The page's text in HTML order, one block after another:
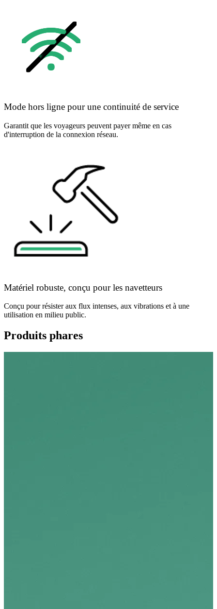
Mode hors ligne pour une continuité de service
Garantit que les voyageurs peuvent payer même en cas
d'interruption de la connexion réseau.
Matériel robuste, conçu pour les navetteurs
Conçu pour résister aux flux intenses, aux vibrations et à une
utilisation en milieu public.
Produits phares